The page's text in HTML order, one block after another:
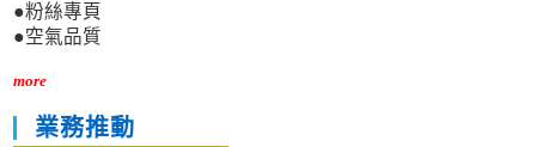
●粉絲專頁
●空氣品質
more
業務推動